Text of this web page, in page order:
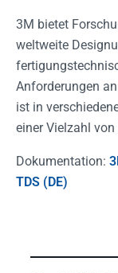
3M bietet
weltweite
Anforderungen
ist in
einer Vielzahl
Dokumentation:
TDS (DE)